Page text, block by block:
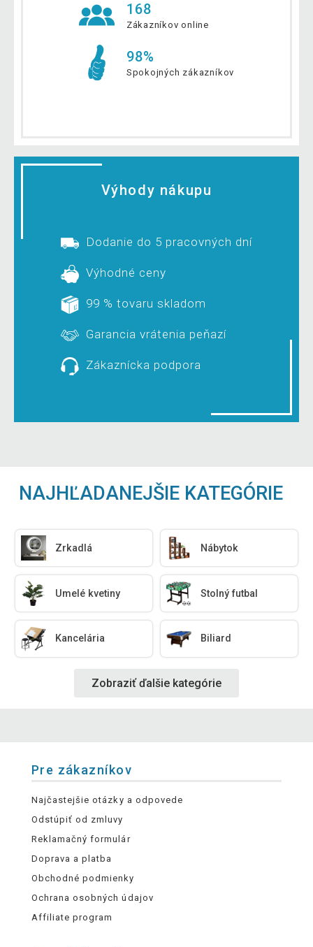
168
Zákazníkov online
98%
Spokojných zákazníkov
Výhody nákupu
Dodanie do 5 pracovných dní
Výhodné ceny
99 % tovaru skladom
Garancia vrátenia peňazí
Zákaznícka podpora
NAJHĽADANEJŠIE KATEGÓRIE
Zrkadlá Nábytok
Umelé kvetiny Stolný futbal
Kancelária Biliard
Zobraziť ďalšie kategórie
Pre zákazníkov
Najčastejšie otázky a odpovede
Odstúpiť od zmluvy
Reklamačný formulár
Doprava a platba
Obchodné podmienky
Ochrana osobných údajov
Affiliate program